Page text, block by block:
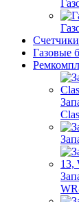
Счетчики
Газовые